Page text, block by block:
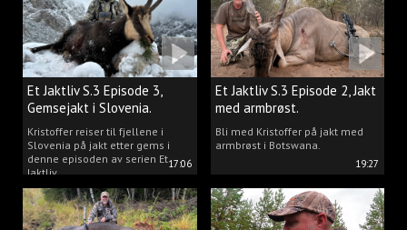
17:06
Et Jaktliv S.3 Episode 3,
Gemsejakt i Slovenia.
Kristoffer reiser til fjellene i
Slovenia på jakt etter gems i
denne episoden av serien Et
Jaktliv.
19:27
Et Jaktliv S.3 Episode 2, Jakt
med armbrøst.
Bli med Kristoffer på jakt med
armbrøst i Botswana.